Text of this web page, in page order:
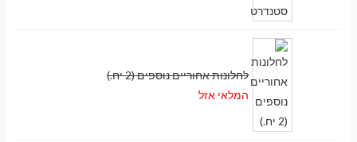
לחלונות אחוריים נוספים (2 יח.)
המלאי אזל